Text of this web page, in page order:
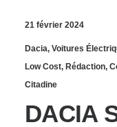
21 février 2024
Dacia, Voitures
Low Cost, Rédaction,
Citadine
DACIA